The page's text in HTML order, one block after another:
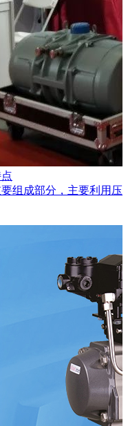
组成部分，主要利用压